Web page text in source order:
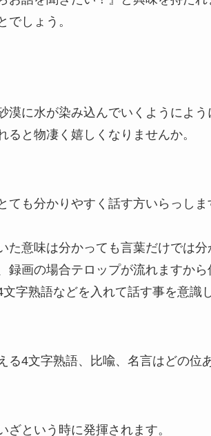
でしょう。
漠に水が染み込んでいくようによう
ると物凄く嬉しくなりませんか。
ても分かりやすく話す方いらっしま
た意味は分かっても言葉だけでは
録画の場合テロップが流れますから
文字熟語などを入れて話す事を意識
る4文字熟語、比喩、名言はどの位
ざという時に発揮されます。